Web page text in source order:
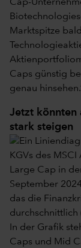
Cap-
Marktspitze
Caps günstig
genau
Jetzt könnten
stark steigen